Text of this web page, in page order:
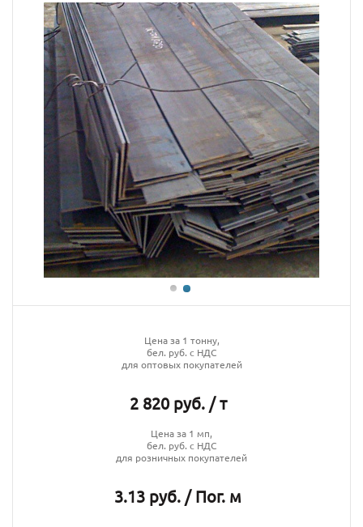
Цена за 1 тонну,
бел. руб. с НДС
для оптовых покупателей
2 820 руб. / т
Цена за 1 мп,
бел. руб. с НДС
для розничных покупателей
3.13 руб. / Пог. м